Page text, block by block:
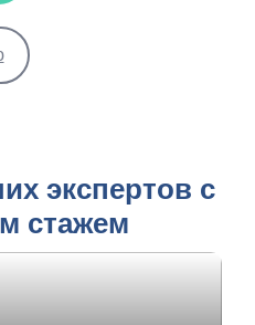
экспертов с
стажем